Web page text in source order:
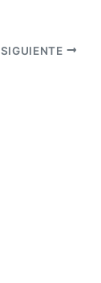
SIGUIENTE